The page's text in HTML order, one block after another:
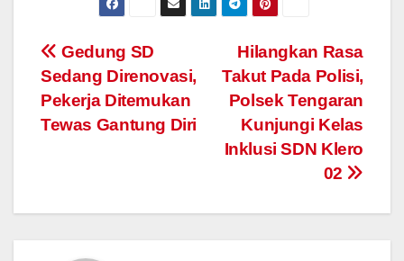
Post
navigation
Hilangkan Rasa
Takut Pada Polisi,
Polsek Tengaran
Kunjungi Kelas
Inklusi SDN Klero
02
Gedung SD
Sedang Direnovasi,
Pekerja Ditemukan
Tewas Gantung Diri